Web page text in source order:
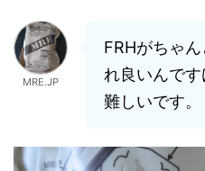
MRE.JP
FRHがちゃ
れ良いんで
難しいです。